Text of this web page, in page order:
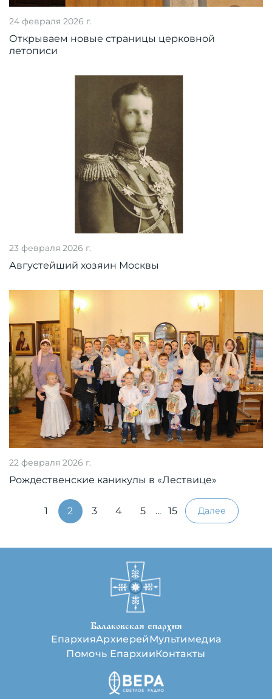
24 февраля 2026 г.
Открываем новые страницы церковной
летописи
23 февраля 2026 г.
Августейший хозяин Москвы
22 февраля 2026 г.
Рождественские каникулы в «Лествице»
1 2 3 4 5 ... 15 Далее
Балаковская епархия
ЕпархияАрхиерейМультимедиа
Помочь ЕпархииКонтакты